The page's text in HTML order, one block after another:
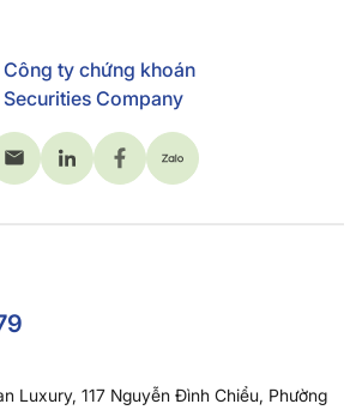
Công ty chứng khoán
Securities Company
Luxury, 117 Nguyễn Đình Chiểu, Phường